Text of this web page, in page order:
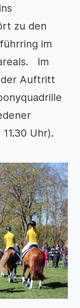
zu den
im
Im
Auftritt
Uhr).